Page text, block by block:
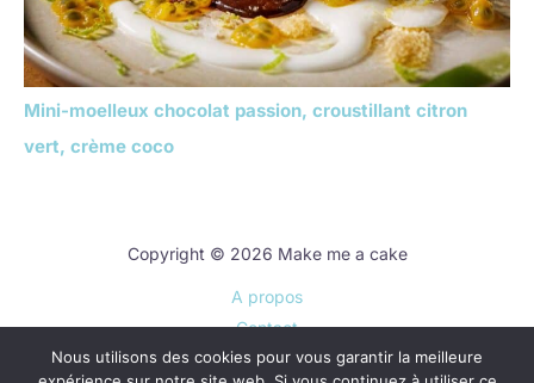
Mini-moelleux chocolat passion, croustillant citron
vert, crème coco
Copyright © 2026 Make me a cake
A propos
Contact
Plan du site
Nous utilisons des cookies pour vous garantir la meilleure